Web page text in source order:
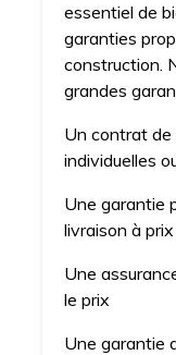
essentiel de
garanties
construction.
grandes
Un contrat de
individuelles
Une garantie
livraison à
Une
le prix
Une garantie